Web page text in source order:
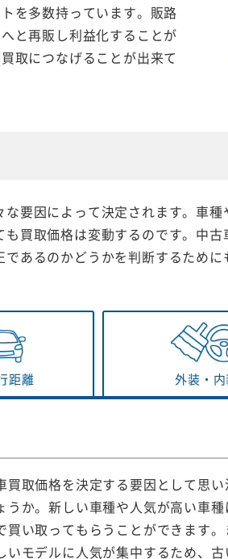
を多数持っています。販路
と再販し利益化することが
取につなげることが出来て
要因によって決定されます。車
買取価格は変動するのです。中
あるのかどうかを判断するため
距離 外装・
買取価格を決定する要因として思
うか。新しい車種や人気が高い車
買い取ってもらうことができます
いモデルに人気が集中するため、